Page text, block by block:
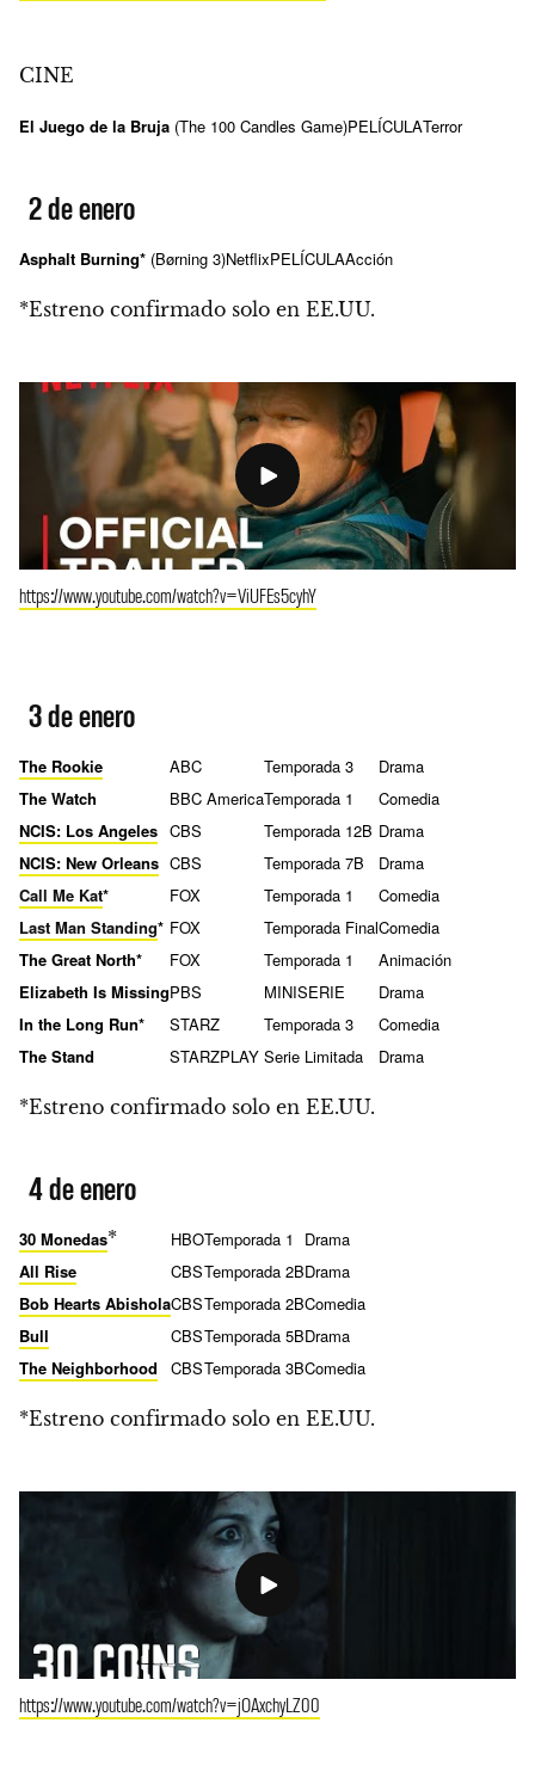
CINE
El Juego de la Bruja (The 100 Candles Game)PELÍCULATerror
2 de enero
Asphalt Burning* (Børning 3)NetflixPELÍCULAAcción
*Estreno confirmado solo en EE.UU.
https://www.youtube.com/watch?v=ViUFEs5cyhY
3 de enero
The Rookie ABC Temporada 3
Drama
The Watch
BBC AmericaTemporada 1
Comedia
NCIS: Los Angeles CBS Temporada 12B Drama
NCIS: New Orleans CBS Temporada 7B
Drama
Call Me Kat* FOX Temporada 1
Comedia
Last Man Standing* FOX Temporada FinalComedia
The Great North*
FOX Temporada 1
Animación
Elizabeth Is MissingPBS MINISERIE
Drama
In the Long Run*
STARZ Temporada 3
Comedia
The Stand
STARZPLAY Serie Limitada Drama
*Estreno confirmado solo en EE.UU.
4 de enero
30 Monedas* HBOTemporada 1
Drama
All Rise
CBSTemporada 2BDrama
Bob Hearts AbisholaCBSTemporada 2BComedia
Bull
CBSTemporada 5BDrama
The Neighborhood
CBSTemporada 3BComedia
*Estreno confirmado solo en EE.UU.
https://www.youtube.com/watch?v=jOAxchyLZ00